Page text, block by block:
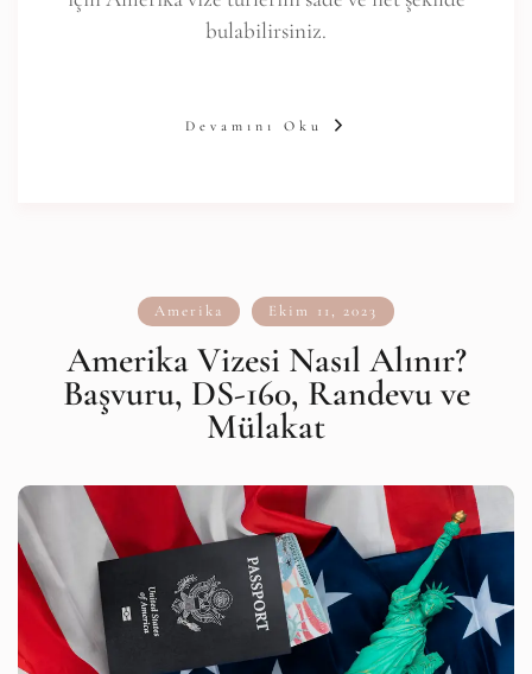
bulabilirsiniz.
Devamını Oku
Amerika Ekim 11, 2023
Amerika Vizesi Nasıl Alınır?
Başvuru, DS-160, Randevu ve
Mülakat